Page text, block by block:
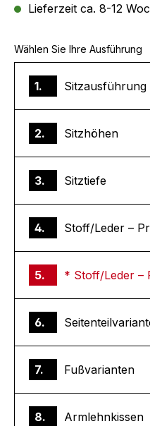
Lieferzeit ca. 8-12
Wählen Sie Ihre Ausführung
1. Sitzausführung
2. Sitzhöhen
3. Sitztiefe
4. Stoff/Leder –
5. * Stoff/Leder –
6.
7. Fußvarianten
8. Armlehnkissen